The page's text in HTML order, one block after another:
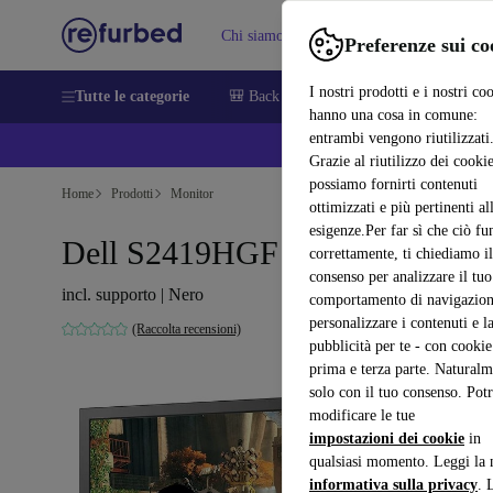
Preferenze sui
I nostri prodotti e i nostri
hanno una cosa in comune:
entrambi vengono riutilizzati.
Grazie al riutilizzo dei
possiamo fornirti contenuti
ottimizzati e più pertinenti
esigenze.Per far sì che ciò
correttamente, ti chiediamo il
consenso per analizzare il tuo
comportamento di
personalizzare i contenuti e la
pubblicità per te - con
prima e terza parte.
solo con il tuo consenso.
modificare le tue
impostazioni dei cookie in
qualsiasi momento. Leggi la
informativa sulla privacy.
Chi siamo Vendere Assistenza
Tutte le categorie 🎒 Back to school Smartphone
💰
Home Prodotti Monitor
Dell S2419HGF | 24pollici
incl. supporto | Nero
(Raccolta recensioni)